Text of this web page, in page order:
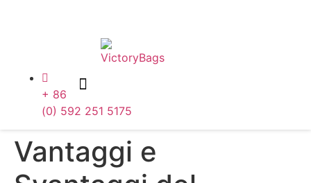
+ 86
(0) 592 251 5175
Vantaggi e